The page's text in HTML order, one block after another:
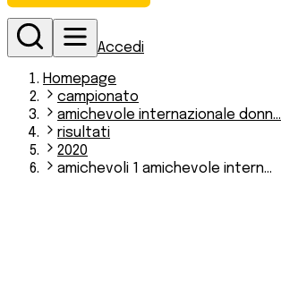
Accedi
Homepage
campionato
amichevole internazionale donn...
risultati
2020
amichevoli 1 amichevole intern...